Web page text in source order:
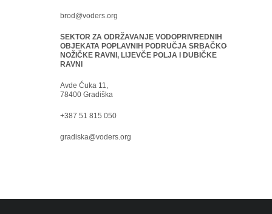
brod@voders.org
SEKTOR ZA ODRŽAVANJE VODOPRIVREDNIH
OBJEKATA POPLAVNIH PODRUČJA SRBAČKO-
NOŽIČKE RAVNI, LIJEVČE POLJA I DUBIČKE
RAVNI
Avde Ćuka 11,
78400 Gradiška
+387 51 815 050
gradiska@voders.org